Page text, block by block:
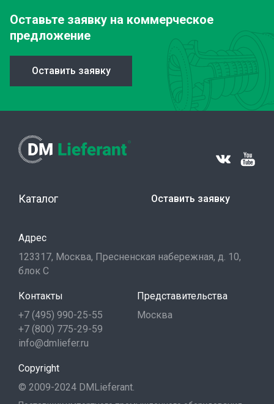
Оставьте заявку на коммерческое
предложение
Оставить заявку
Каталог Оставить заявку
Адрес
123317, Москва, Пресненская набережная, д. 10,
блок С
Контакты
+7 (495) 990-25-55
+7 (800) 775-29-59
info@dmliefer.ru
Представительства
Москва
Copyright
© 2009-2024 DMLieferant.